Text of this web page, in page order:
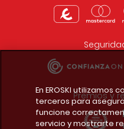
Premios y
En EROSKI utilizamos
terceros para
funcione
servicio y mostrarte